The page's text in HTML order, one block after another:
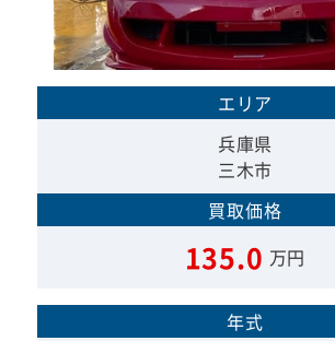
エリア
兵庫県
三木市
買取価格
135.0 万円
年式